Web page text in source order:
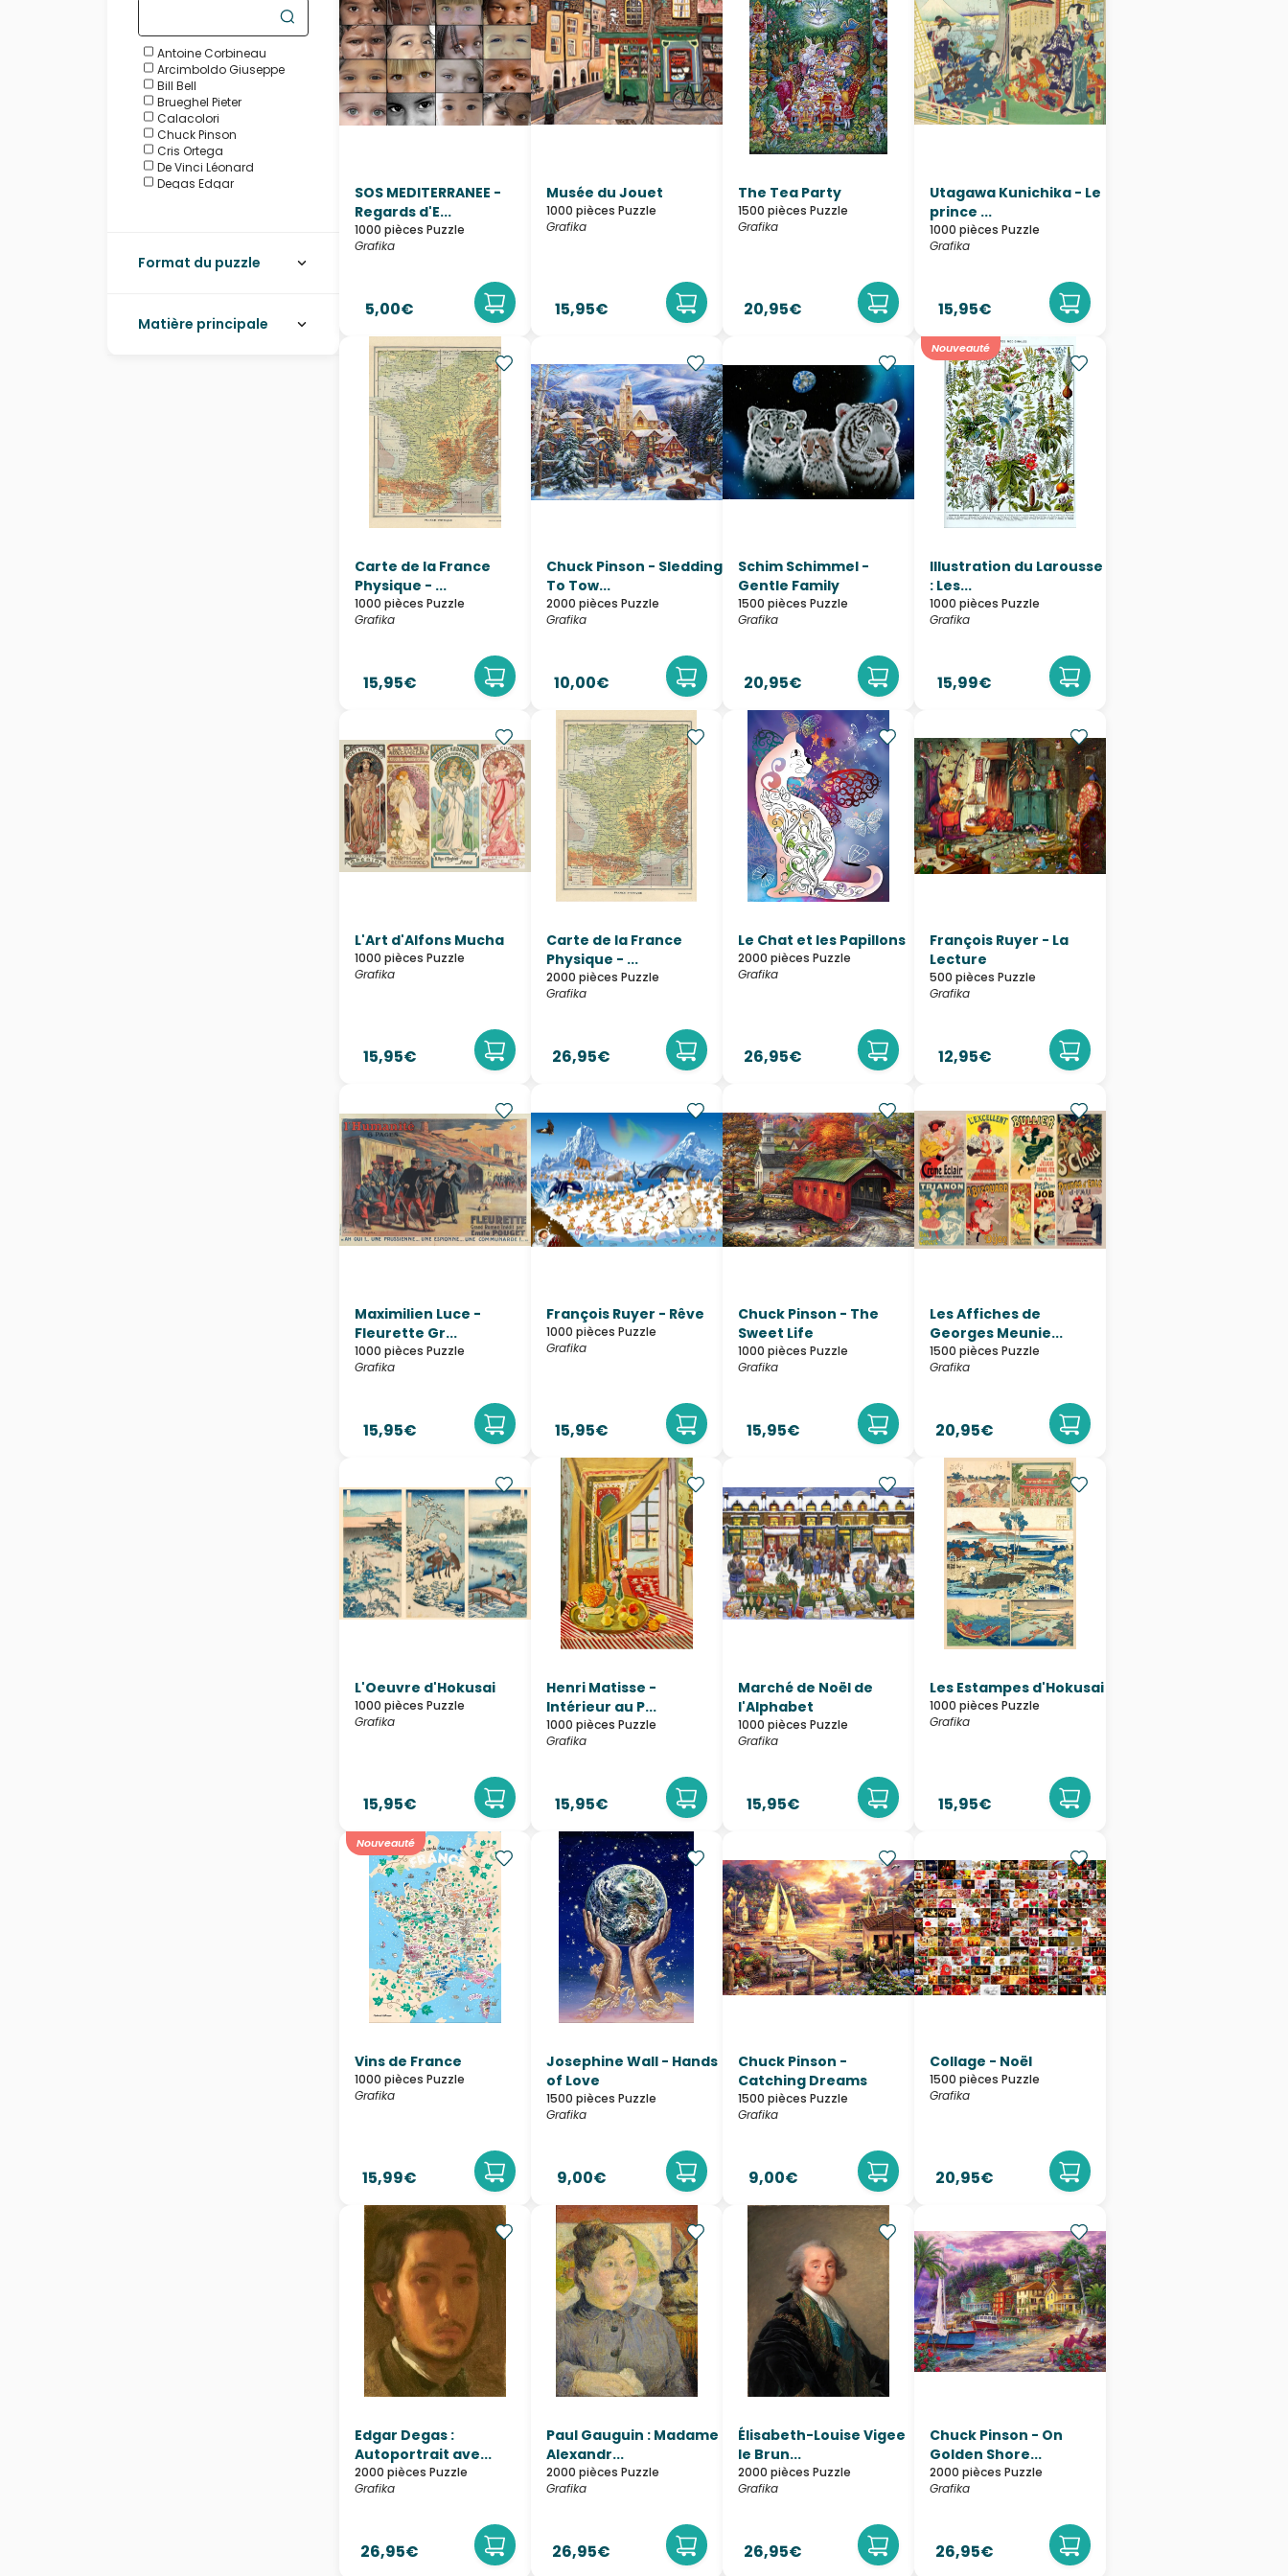
SOS MEDITERRANEE -
Regards d'E...
1000 pièces Puzzle
Grafika
5,00€
Musée du Jouet
1000 pièces Puzzle
Grafika
15,95€
The Tea Party
1500 pièces Puzzle
Grafika
20,95€
Utagawa Kunichika - Le
prince ...
1000 pièces Puzzle
Grafika
15,95€
Carte de la France
Physique - ...
1000 pièces Puzzle
Grafika
15,95€
Chuck Pinson - Sledding
To Tow...
2000 pièces Puzzle
Grafika
10,00€
Schim Schimmel -
Gentle Family
1500 pièces Puzzle
Grafika
20,95€
Nouveauté
Illustration du Larousse
: Les...
1000 pièces Puzzle
Grafika
15,99€
L'Art d'Alfons Mucha
1000 pièces Puzzle
Grafika
15,95€
Carte de la France
Physique - ...
2000 pièces Puzzle
Grafika
26,95€
Le Chat et les Papillons
2000 pièces Puzzle
Grafika
26,95€
François Ruyer - La
Lecture
500 pièces Puzzle
Grafika
12,95€
Maximilien Luce -
Fleurette Gr...
1000 pièces Puzzle
Grafika
15,95€
François Ruyer - Rêve
1000 pièces Puzzle
Grafika
15,95€
Chuck Pinson - The
Sweet Life
1000 pièces Puzzle
Grafika
15,95€
Les Affiches de
Georges Meunie...
1500 pièces Puzzle
Grafika
20,95€
L'Oeuvre d'Hokusai
1000 pièces Puzzle
Grafika
15,95€
Henri Matisse -
Intérieur au P...
1000 pièces Puzzle
Grafika
15,95€
Marché de Noël de
l'Alphabet
1000 pièces Puzzle
Grafika
15,95€
Les Estampes d'Hokusai
1000 pièces Puzzle
Grafika
15,95€
Nouveauté
Vins de France
1000 pièces Puzzle
Grafika
15,99€
Josephine Wall - Hands
of Love
1500 pièces Puzzle
Grafika
9,00€
Chuck Pinson -
Catching Dreams
1500 pièces Puzzle
Grafika
9,00€
Collage - Noël
1500 pièces Puzzle
Grafika
20,95€
Edgar Degas :
Autoportrait ave...
2000 pièces Puzzle
Grafika
26,95€
Paul Gauguin : Madame
Alexandr...
2000 pièces Puzzle
Grafika
26,95€
Élisabeth-Louise Vigee
le Brun...
2000 pièces Puzzle
Grafika
26,95€
Chuck Pinson - On
Golden Shore...
2000 pièces Puzzle
Grafika
26,95€
Antoine Corbineau
Arcimboldo Giuseppe
Bill Bell
Brueghel Pieter
Calacolori
Chuck Pinson
Cris Ortega
De Vinci Léonard
Degas Edgar
Georges Meunier
Johnson Lewis
Lars Stewart
Format du puzzle
Matière principale